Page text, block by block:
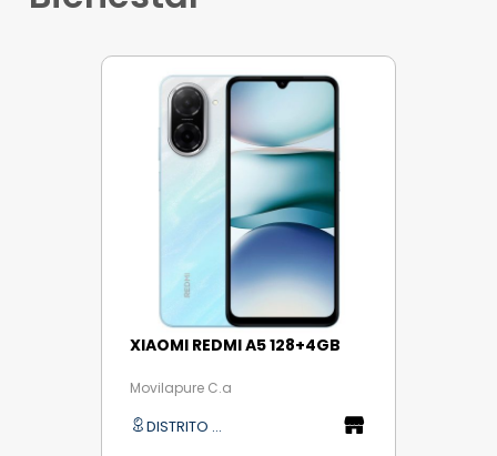
XIAOMI REDMI A5 128+4GB
Movilapure C.a
DISTRITO CAPITAL